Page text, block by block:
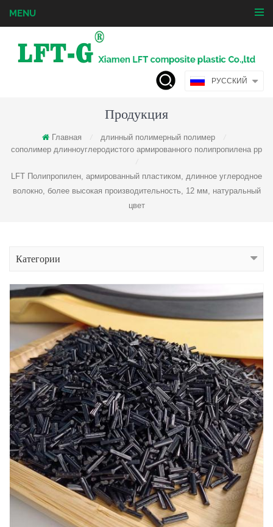
MENU
РУССКИЙ
Продукция
Главная длинный полимерный полимер
сополимер длинноуглеродистого армированного полипропилена pp
LFT Полипропилен, армированный пластиком, длинное углеродное
волокно, более высокая производительность, 12 мм, натуральный
цвет
Категории